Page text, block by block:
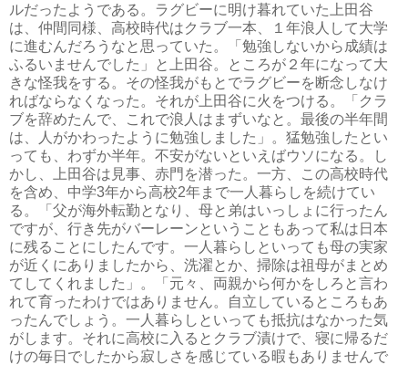
ルだったようである。ラグビーに明け暮れていた上田谷
は、仲間同様、高校時代はクラブ一本、１年浪人して大学
に進むんだろうなと思っていた。「勉強しないから成績は
ふるいませんでした」と上田谷。ところが２年になって大
きな怪我をする。その怪我がもとでラグビーを断念しなけ
ればならなくなった。それが上田谷に火をつける。「クラ
ブを辞めたんで、これで浪人はまずいなと。最後の半年間
は、人がかわったように勉強しました」。猛勉強したとい
っても、わずか半年。不安がないといえばウソになる。し
かし、上田谷は見事、赤門を潜った。一方、この高校時代
を含め、中学3年から高校2年まで一人暮らしを続けてい
る。「父が海外転勤となり、母と弟はいっしょに行ったん
ですが、行き先がバーレーンということもあって私は日本
に残ることにしたんです。一人暮らしといっても母の実家
が近くにありましたから、洗濯とか、掃除は祖母がまとめ
てしてくれました」。「元々、両親から何かをしろと言わ
れて育ったわけではありません。自立しているところもあ
ったんでしょう。一人暮らしといっても抵抗はなかった気
がします。それに高校に入るとクラブ漬けで、寝に帰るだ
けの毎日でしたから寂しさを感じている暇もありませんで